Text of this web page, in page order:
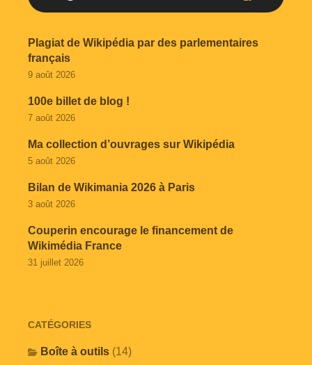
Plagiat de Wikipédia par des parlementaires
français
9 août 2026
100e billet de blog !
7 août 2026
Ma collection d’ouvrages sur Wikipédia
5 août 2026
Bilan de Wikimania 2026 à Paris
3 août 2026
Couperin encourage le financement de
Wikimédia France
31 juillet 2026
CATÉGORIES
Boîte à outils (14)